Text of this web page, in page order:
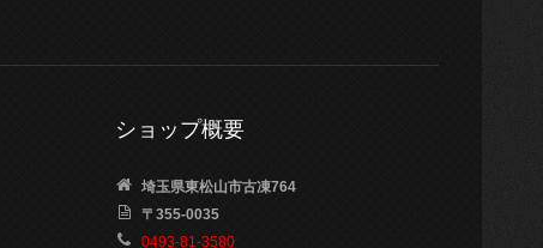
ショップ概要
埼玉県東松山市古凍764
〒355-0035
0493-81-3580